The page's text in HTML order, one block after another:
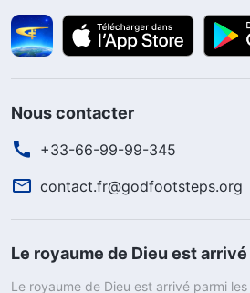
Nous contacter
+33-66-99-99-345
contact.fr@godfootsteps.org
Le royaume de Dieu est arrivé
Le royaume de Dieu est arrivé parmi